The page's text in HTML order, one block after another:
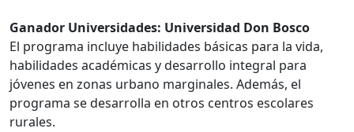
Ganador Universidades: Universidad Don Bosco
El programa incluye habilidades básicas para la vida,
habilidades académicas y desarrollo integral para
jóvenes en zonas urbano marginales. Además, el
programa se desarrolla en otros centros escolares
rurales.